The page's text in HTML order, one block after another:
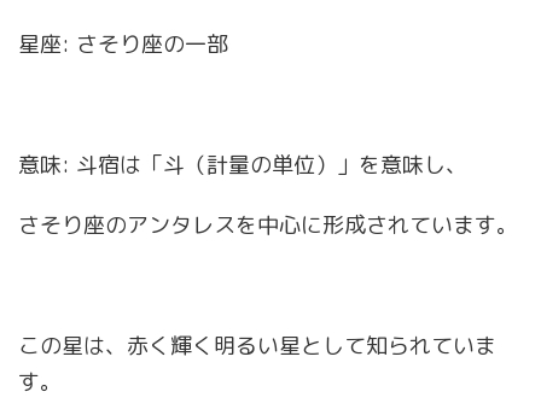
星座: さそり座の一部
意味: 斗宿は「斗（計量の単位）」を意味し、
さそり座のアンタレスを中心に形成されています。
この星は、赤く輝く明るい星として知られていま
す。